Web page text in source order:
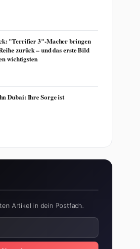
"Terrifier 3"-Macher bringen
zurück – und das erste Bild
wichtigsten
Dubai: Ihre Sorge ist
Artikel in dein Postfach.